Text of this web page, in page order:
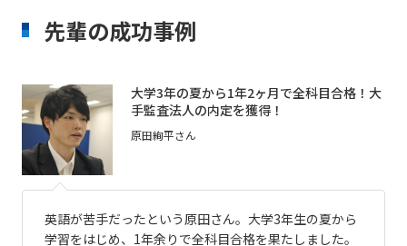
先輩の成功事例
大学3年の夏から1年2ヶ月で全科目合格！大
手監査法人の内定を獲得！
原田絢平さん
英語が苦手だったという原田さん。大学3年生の夏から
学習をはじめ、1年余りで全科目合格を果たしました。